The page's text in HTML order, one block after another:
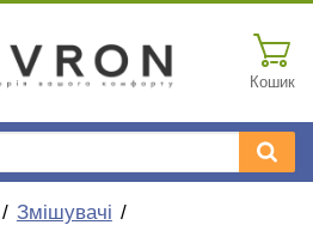
Кошик
Змішувачі